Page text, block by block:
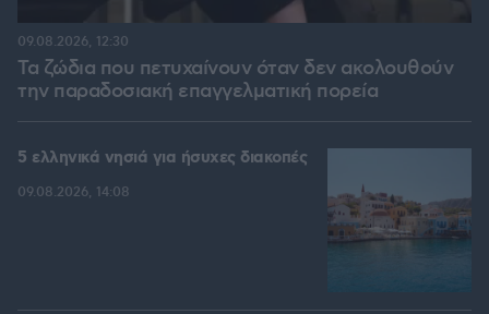
Τα ζώδια που πετυχαίνουν όταν δεν ακολουθούν
την παραδοσιακή επαγγελματική πορεία
09.08.2026, 12:30
5 ελληνικά νησιά για ήσυχες διακοπές
09.08.2026, 14:08